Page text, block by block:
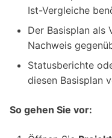
Ist-Vergleiche
Der Basisplan als
Nachweis
Statusberichte
diesen Basisplan
So gehen Sie vor: